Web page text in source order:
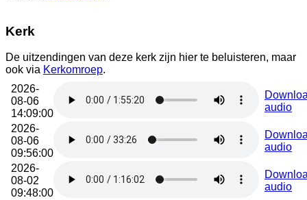
Kerk
De uitzendingen van deze kerk zijn hier te beluisteren, maar
ook via Kerkomroep.
2026-
08-06
14:09:00
audio
2026-
08-06
09:56:00
audio
2026-
08-02
09:48:00
audio